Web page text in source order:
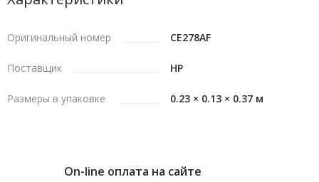
Оригинальный номер CE278AF
Поставщик HP
Размеры в упаковке 0.23 × 0.13 × 0.37 м
On-line оплата на сайте